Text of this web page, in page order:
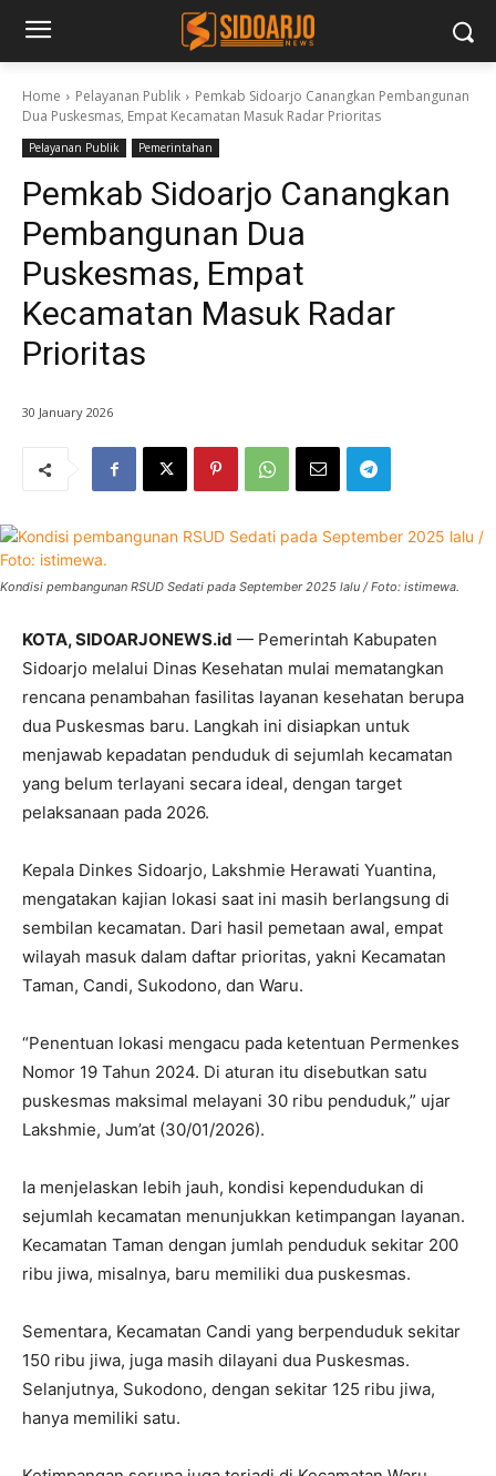
Home Pelayanan Publik
Pemkab Sidoarjo Canangkan Pembangunan
Dua Puskesmas, Empat Kecamatan Masuk Radar Prioritas
Pelayanan Publik Pemerintahan
Pemkab Sidoarjo Canangkan
Pembangunan Dua
Puskesmas, Empat
Kecamatan Masuk Radar
Prioritas
30 January 2026
Kondisi pembangunan RSUD Sedati pada September 2025 lalu / Foto: istimewa.
KOTA, SIDOARJONEWS.id — Pemerintah Kabupaten
Sidoarjo melalui Dinas Kesehatan mulai mematangkan
rencana penambahan fasilitas layanan kesehatan berupa
dua Puskesmas baru. Langkah ini disiapkan untuk
menjawab kepadatan penduduk di sejumlah kecamatan
yang belum terlayani secara ideal, dengan target
pelaksanaan pada 2026.
Kepala Dinkes Sidoarjo, Lakshmie Herawati Yuantina,
mengatakan kajian lokasi saat ini masih berlangsung di
sembilan kecamatan. Dari hasil pemetaan awal, empat
wilayah masuk dalam daftar prioritas, yakni Kecamatan
Taman, Candi, Sukodono, dan Waru.
“Penentuan lokasi mengacu pada ketentuan Permenkes
Nomor 19 Tahun 2024. Di aturan itu disebutkan satu
puskesmas maksimal melayani 30 ribu penduduk,” ujar
Lakshmie, Jum’at (30/01/2026).
Ia menjelaskan lebih jauh, kondisi kependudukan di
sejumlah kecamatan menunjukkan ketimpangan layanan.
Kecamatan Taman dengan jumlah penduduk sekitar 200
ribu jiwa, misalnya, baru memiliki dua puskesmas.
Sementara, Kecamatan Candi yang berpenduduk sekitar
150 ribu jiwa, juga masih dilayani dua Puskesmas.
Selanjutnya, Sukodono, dengan sekitar 125 ribu jiwa,
hanya memiliki satu.